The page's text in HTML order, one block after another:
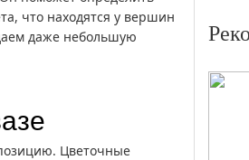
что находятся у вершин
даже небольшую
Цветочные